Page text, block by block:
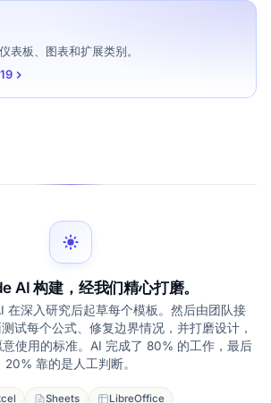
表板、图表和扩展类别。
AI 构建，经我们精心打磨。
在深入研究后起草每个模板。然后由团队接
试每个公式、修复边界情况，并打磨设计，
使用的标准。AI 完成了 80% 的工作，最后
20% 靠的是人工判断。
Sheets LibreOffice